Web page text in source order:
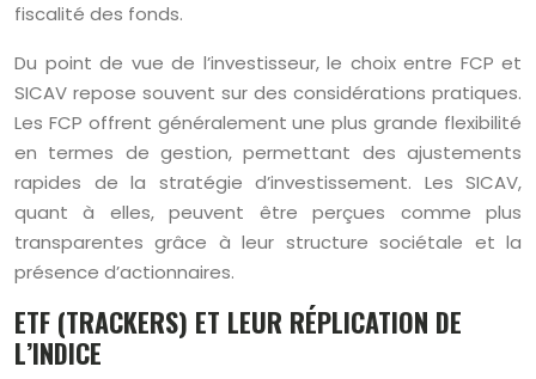
fiscalité des fonds.
Du point de vue de l’investisseur, le choix entre FCP et
SICAV repose souvent sur des considérations pratiques.
Les FCP offrent généralement une plus grande flexibilité
en termes de gestion, permettant des ajustements
rapides de la stratégie d’investissement. Les SICAV,
quant à elles, peuvent être perçues comme plus
transparentes grâce à leur structure sociétale et la
présence d’actionnaires.
ETF (TRACKERS) ET LEUR RÉPLICATION DE
L’INDICE